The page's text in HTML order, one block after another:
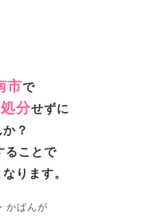
市で
処分せずに
？
ることで
なります。
かばんが